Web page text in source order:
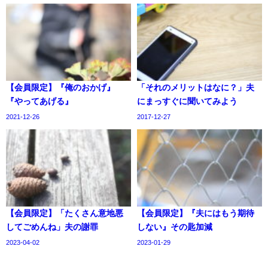
【会員限定】『俺のおかげ』
『やってあげる』
2021-12-26
「それのメリットはなに？」夫
にまっすぐに聞いてみよう
2017-12-27
【会員限定】「たくさん意地悪
してごめんね」夫の謝罪
2023-04-02
【会員限定】『夫にはもう期待
しない』その匙加減
2023-01-29